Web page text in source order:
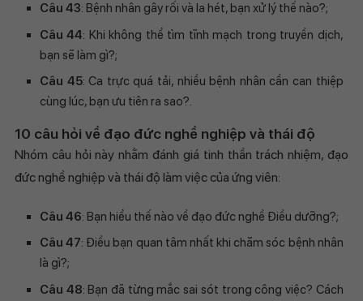
Câu 43: Bệnh nhân gây rối và la hét, bạn xử lý thế nào?;
Câu 44: Khi không thể tìm tĩnh mạch trong truyền dịch,
bạn sẽ làm gì?;
Câu 45: Ca trực quá tải, nhiều bệnh nhân cần can thiệp
cùng lúc, bạn ưu tiên ra sao?.
10 câu hỏi về đạo đức nghề nghiệp và thái độ
Nhóm câu hỏi này nhằm đánh giá tinh thần trách nhiệm, đạo
đức nghề nghiệp và thái độ làm việc của ứng viên:
Câu 46: Bạn hiểu thế nào về đạo đức nghề Điều dưỡng?;
Câu 47: Điều bạn quan tâm nhất khi chăm sóc bệnh nhân
là gì?;
Câu 48: Bạn đã từng mắc sai sót trong công việc? Cách